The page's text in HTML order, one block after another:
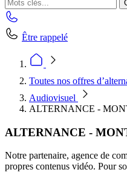
Être rappelé
Toutes nos offres
Audiovisuel
ALTERNANCE -
ALTERNANCE -
Notre partenaire, agence de
propres contenus vidéo. Pour